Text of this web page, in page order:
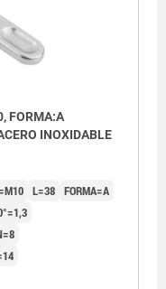
FORMA:A
INOXIDABLE
L=38 FORMA=A